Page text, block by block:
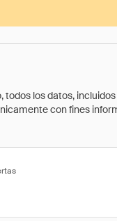
los datos,
con fines